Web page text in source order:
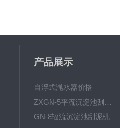
产品展示
自浮式滗水器价格
ZXGN-5平流沉淀池刮泥机
GN-8辐流沉淀池刮泥机